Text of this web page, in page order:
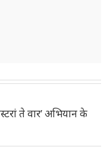
ते वार’ अभियान के